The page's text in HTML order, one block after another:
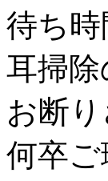
待ち
耳掃除
お断
何卒